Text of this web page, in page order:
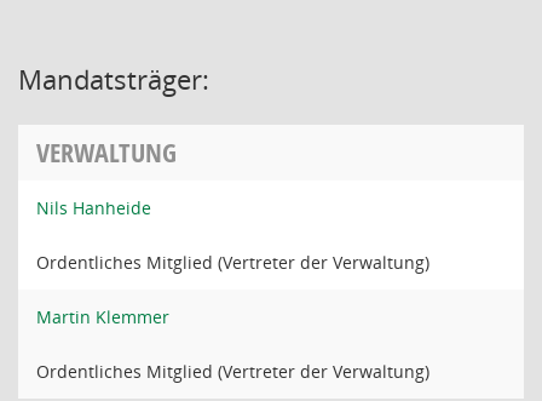
Mandatsträger:
VERWALTUNG
Nils Hanheide
Ordentliches Mitglied (Vertreter der Verwaltung)
Martin Klemmer
Ordentliches Mitglied (Vertreter der Verwaltung)